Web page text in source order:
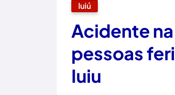
Iuiú
Acidente
pessoas
Iuiu